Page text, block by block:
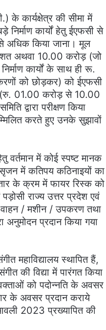
के कार्यक्षेत्र की सीमा में
कार्यों हेतु ईएफसी से
किया जाना। मूल
अथवा 10.00 करोड़ (जो
कार्यों के साथ ही रू.
को छोड़कर) को ईएफसी
(रु. 01.00 करोड़ से 10.00
द्वारा परीक्षण किया
करते हुए उनके सुझावों
वर्तमान में कोई स्पष्ट मानक
में कतिपय कठिनाइयों का
के क्रम में फायर रिस्क को
राज्य उत्तर प्रदेश एवं
वाहन / मशीन / उपकरण तथा
अनुमोदन प्रदान किया गया
महाविद्यालय स्थापित हैं,
की विद्या में पारंगत किया
को पदोन्नति के अवसर
के अवसर प्रदान कराये
2023 प्रख्यापित की